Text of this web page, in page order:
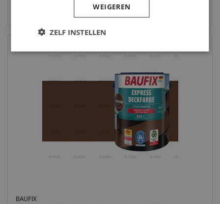
BAUFIX
WEIGEREN
ZELF INSTELLEN